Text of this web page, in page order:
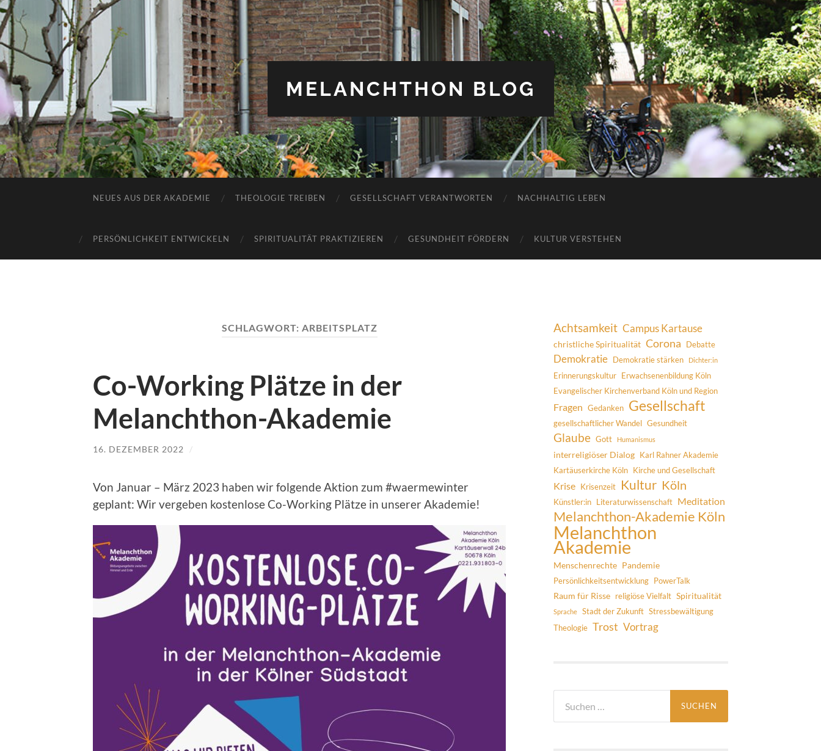
MELANCHTHON BLOG
NEUES AUS DER AKADEMIE THEOLOGIE TREIBEN GESELLSCHAFT VERANTWORTEN NACHHALTIG LEBEN
PERSÖNLICHKEIT ENTWICKELN SPIRITUALITÄT PRAKTIZIEREN GESUNDHEIT FÖRDERN KULTUR VERSTEHEN
SCHLAGWORT: ARBEITSPLATZ
Co-Working Plätze in der
Melanchthon-Akademie
16. DEZEMBER 2022 /
Von Januar – März 2023 haben wir folgende Aktion zum #waermewinter
geplant: Wir vergeben kostenlose Co-Working Plätze in unserer Akademie!
Achtsamkeit Campus Kartause
christliche Spiritualität Corona Debatte
Demokratie Demokratie stärken Dichter:in
Erinnerungskultur Erwachsenenbildung Köln
Evangelischer Kirchenverband Köln und Region
Fragen Gedanken Gesellschaft
gesellschaftlicher Wandel Gesundheit
Glaube Gott Humanismus
interreligiöser Dialog Karl Rahner Akademie
Kartäuserkirche Köln Kirche und Gesellschaft
Krise Krisenzeit Kultur Köln
Künstler:in Literaturwissenschaft Meditation
Melanchthon-Akademie Köln
Melanchthon
Akademie
Menschenrechte Pandemie
Persönlichkeitsentwicklung PowerTalk
Raum für Risse religiöse Vielfalt Spiritualität
Sprache Stadt der Zukunft Stressbewältigung
Theologie Trost Vortrag